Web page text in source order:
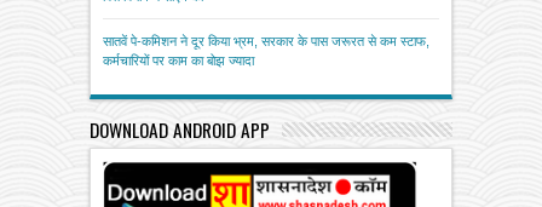
सातवें पे-कमिशन ने दूर किया भ्रम, सरकार के पास जरूरत से कम स्टाफ,
कर्मचारियों पर काम का बोझ ज्यादा
DOWNLOAD ANDROID APP